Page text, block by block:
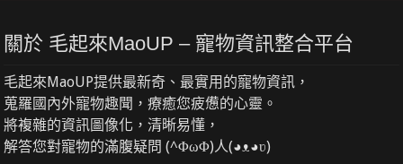
關於 毛起來MaoUP – 寵物資訊整合平台
毛起來MaoUP提供最新奇、最實用的寵物資訊，
蒐羅國內外寵物趣聞，療癒您疲憊的心靈。
將複雜的資訊圖像化，清晰易懂，
解答您對寵物的滿腹疑問 (^ΦωΦ)人(◕ᴥ◕ʋ)